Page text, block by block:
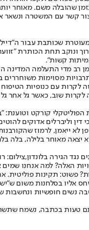
שהובלה משם. מאוחר
קשר עם המשטרה ונשאר
מעוטרת שכותבת עבור
ונוקב תחת הכותרת
קשות".
רב מדי התעלמה המדינה
מסוימות משוחררים
לקרות עם כנופיות
שוב, כאשר גל אחר גל
הפוליטקלי קורקט וטוענת:
דין וליברלים אדוקים
לא ייאמן, לרמוז
יצאה מאוחר בלילה, בלה
נגד הגירה בלונדון,צילום:
האלה? למה אנחנו
פשוט: תקינות פוליטית.
אליו בסלחנות משום
נשים חופשיות ונחשבות
טעות בכתבה, נשמח